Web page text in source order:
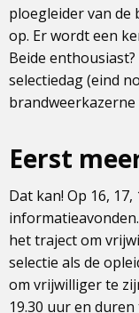
ploegleider van de
op. Er wordt een
Beide
selectiedag (eind
brandweerkazerne
Eerst
Dat kan! Op 16,
het traject om
selectie als de
om vrijwilliger te
19.30 uur en